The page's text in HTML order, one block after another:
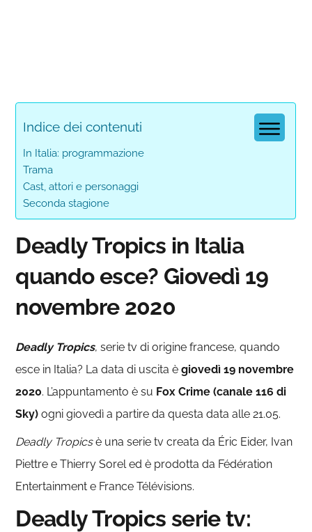
Indice dei contenuti
In Italia: programmazione
Trama
Cast, attori e personaggi
Seconda stagione
Deadly Tropics in Italia
quando esce? Giovedì 19
novembre 2020
Deadly Tropics, serie tv di origine francese, quando
esce in Italia? La data di uscita ègiovedì 19 novembre
2020. L’appuntamento è su Fox Crime (canale 116 di
Sky) ogni giovedì a partire da questa data alle 21.05.
Deadly Tropicsè una serie tv creata da Éric Eider, Ivan
Piettre e Thierry Sorel ed è prodotta da Fédération
Entertainment e France Télévisions.
Deadly Tropics serie tv: